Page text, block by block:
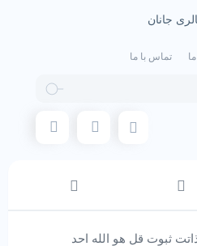
تماس با ما
ثبوت قل هو الله احد